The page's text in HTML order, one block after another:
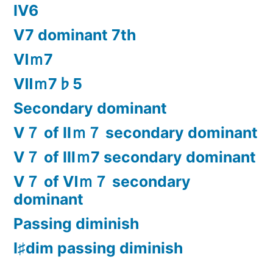
Ⅳ6
Ⅴ7 dominant 7th
Ⅵｍ7
Ⅶｍ7♭5
Secondary dominant
Ⅴ７ of Ⅱｍ７ secondary dominant
Ⅴ７ of Ⅲｍ7 secondary dominant
Ⅴ７ of Ⅵｍ７ secondary
dominant
Passing diminish
Ⅰ♯dim passing diminish